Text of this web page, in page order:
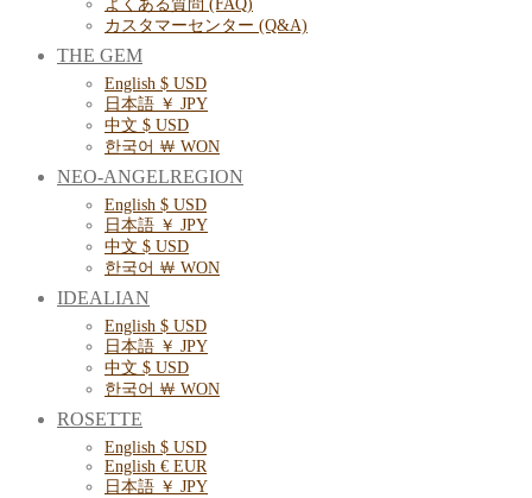
よくある質問 (FAQ)
カスタマーセンター (Q&A)
THE GEM
English $ USD
日本語 ￥ JPY
中文 $ USD
한국어 ￦ WON
NEO-ANGELREGION
English $ USD
日本語 ￥ JPY
中文 $ USD
한국어 ￦ WON
IDEALIAN
English $ USD
日本語 ￥ JPY
中文 $ USD
한국어 ￦ WON
ROSETTE
English $ USD
English € EUR
日本語 ￥ JPY